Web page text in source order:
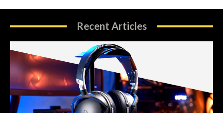
Recent Articles